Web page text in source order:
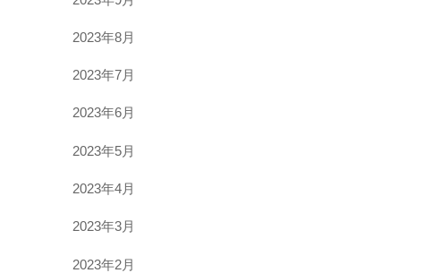
2023年8月
2023年7月
2023年6月
2023年5月
2023年4月
2023年3月
2023年2月